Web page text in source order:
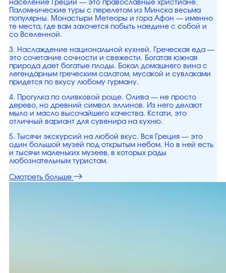
население Греции — это православные христиане.
Паломнические туры с перелетом из Минска весьма
популярны. Монастыри Метеоры и гора Афон — именно
те места, где вам захочется побыть наедине с собой и
со Вселенной.
3. Наслаждение национальной кухней. Греческая еда —
это сочетание сочности и свежести. Богатая южная
природа дает богатые плоды. Бокал домашнего вина с
легендарным греческим салатом, мусакой и сувлаками
придется по вкусу любому гурману.
4. Прогулка по оливковой роще. Олива — не просто
дерево, но древний символ эллинов. Из него делают
мыло и масло высочайшего качества. Кстати, это
отличный вариант для сувенира на кухню.
5. Тысячи экскурсий на любой вкус. Вся Греция — это
один большой музей под открытым небом. Но в ней есть
и тысячи маленьких музеев, в которых рады
любознательным туристам.
Смотреть больше